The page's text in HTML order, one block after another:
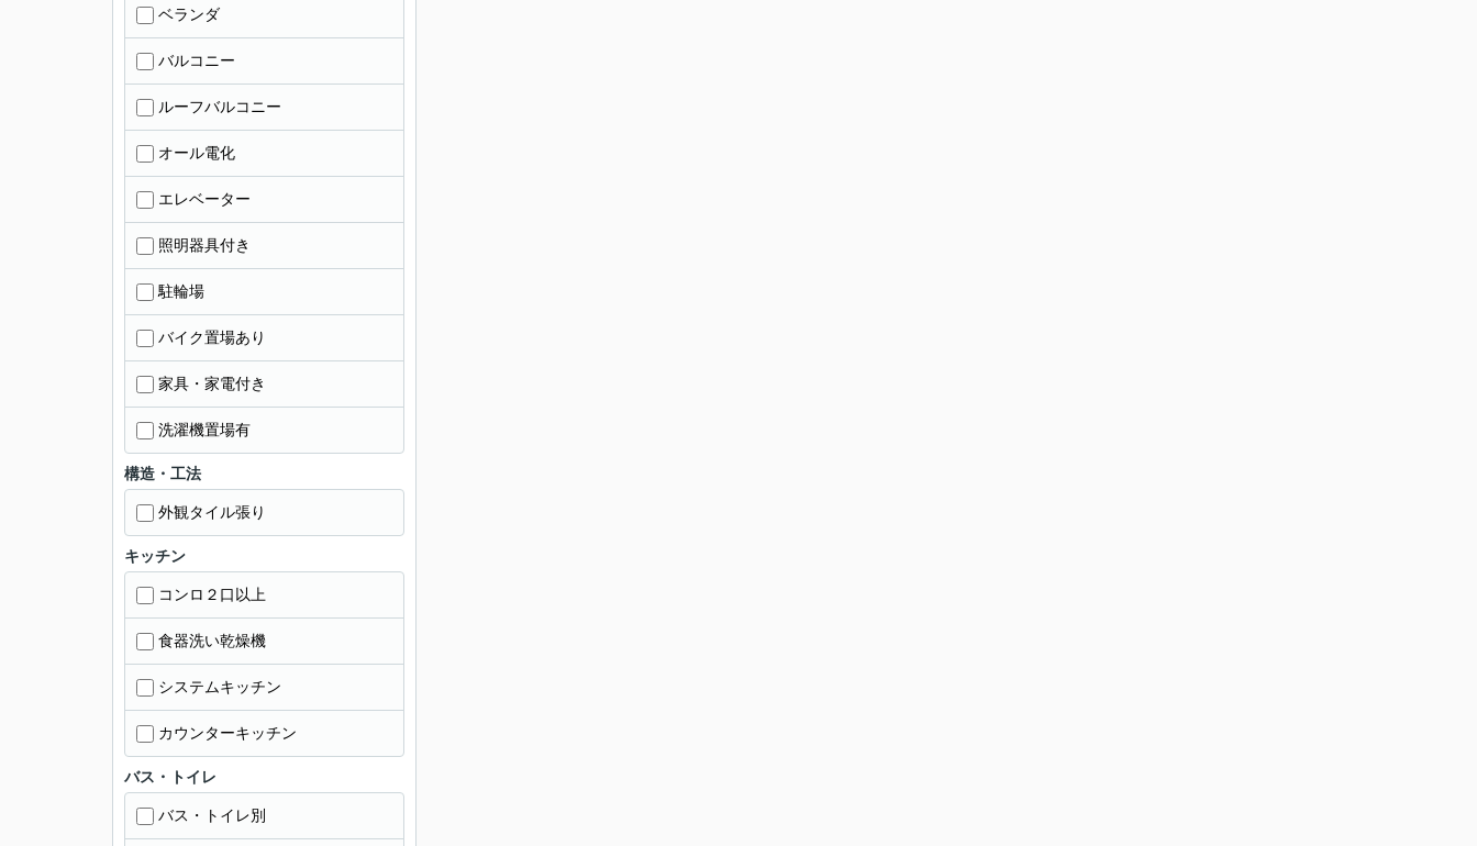
ベランダ
バルコニー
ルーフバルコニー
オール電化
エレベーター
照明器具付き
駐輪場
バイク置場あり
家具・家電付き
洗濯機置場有
構造・工法
外観タイル張り
キッチン
コンロ２口以上
食器洗い乾燥機
システムキッチン
カウンターキッチン
バス・トイレ
バス・トイレ別